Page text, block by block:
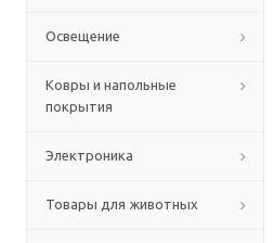
Освещение
Ковры и напольные
покрытия
Электроника
Товары для животных